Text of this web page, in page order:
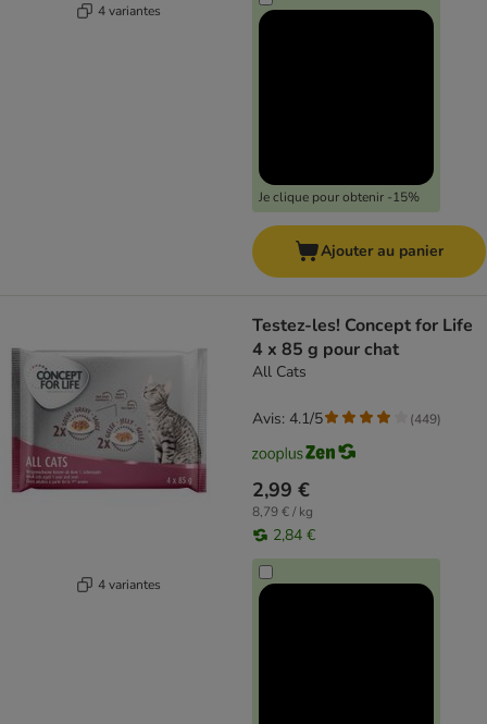
4 variantes
Je clique pour obtenir -15%
Ajouter au panier
4 variantes
Testez-les! Concept for Life
4 x 85 g pour chat
All Cats
2,99 €
8,79 € / kg
2,84 €
Avis: 4.1/5 (449)